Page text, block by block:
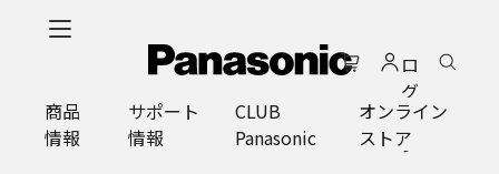
ロ
グ
イ
ン
商品
情報
サポート
情報
CLUB
Panasonic
オンライン
ストア